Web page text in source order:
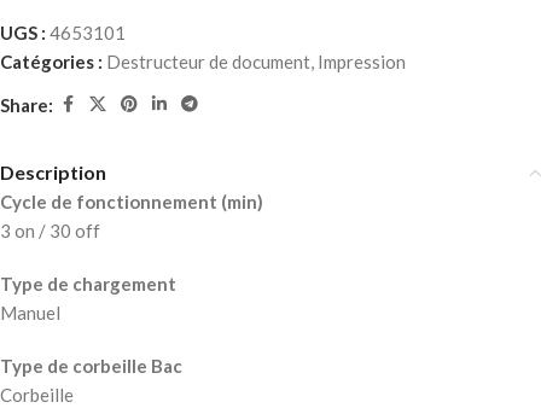
UGS : 4653101
Catégories : Destructeur de document, Impression
Share:
Description
Cycle de fonctionnement (min)
3 on / 30 off
Type de chargement
Manuel
Type de corbeille Bac
Corbeille